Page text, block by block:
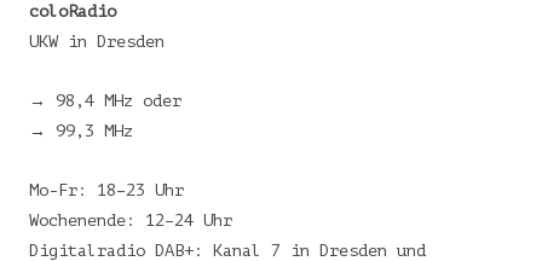
coloRadio
UKW in Dresden
→ 98,4 MHz oder
→ 99,3 MHz
Mo-Fr: 18–23 Uhr
Wochenende: 12–24 Uhr
Digitalradio DAB+: Kanal 7 in Dresden und